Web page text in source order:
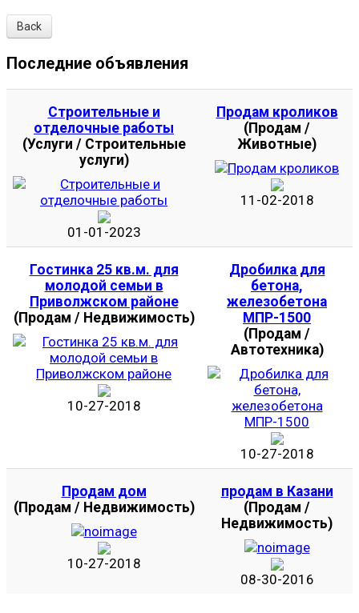
Back
Последние объявления
Строительные и
отделочные работы
(Услуги / Строительные
услуги)
01-01-2023
Продам кроликов
(Продам /
Животные)
11-02-2018
Гостинка 25 кв.м. для
молодой семьи в
Приволжском районе
(Продам / Недвижимость)
10-27-2018
Дробилка для
бетона,
железобетона
МПР-1500
(Продам /
Автотехника)
10-27-2018
Продам дом
(Продам / Недвижимость)
10-27-2018
продам в Казани
(Продам /
Недвижимость)
08-30-2016